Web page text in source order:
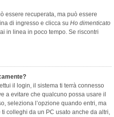
essere recuperata, ma può essere
di ingresso e clicca su Ho dimenticato
in linea in poco tempo. Se riscontri
il login, il sistema ti terrà connesso
a evitare che qualcuno possa usare il
seleziona l’opzione quando entri, ma
colleghi da un PC usato anche da altri,